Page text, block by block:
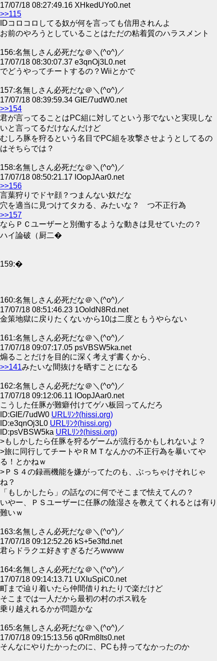
17/07/18 08:27:49.16 XHkedUYo0.net
>>115
IDコロコロしてる奴が何を言っても信用されんよ
お前のやろうとしていることはただの粘着質のハラスメント
156:名無しさん必死だな＠＼(^o^)／
17/07/18 08:30:07.37 e3qnOj3L0.net
でどうやってチートするの？Wiiとかで
157:名無しさん必死だな＠＼(^o^)／
17/07/18 08:39:59.34 GIE/7udW0.net
>>154
君が言ってることはPC組に対してという形でないと実現しな
いと言ってるだけなんだけど
むしろ豚を狩るという名目でPC組を攻撃させようとしてるの
はそちらでは？
158:名無しさん必死だな＠＼(^o^)／
17/07/18 08:50:21.17 lOopJAar0.net
>>156
言葉狩りでドヤ顔？つまんない奴だな
穴を適当に見つけてタカる、みたいな？ つ不正行為
>>157
ならＰＣユーザーと別働するような動きは見せていたの？
ハイ論破（厨二�
159:�
160:名無しさん必死だな＠＼(^o^)／
17/07/18 08:51:46.23 1OoldN8Rd.net
金策地獄に戻りたくないから10は二度ともうやらない
161:名無しさん必死だな＠＼(^o^)／
17/07/18 09:07:17.05 psVBSW5ka.net
煽ることだけを目的に深く考えず書くから、
>>141みたいな間抜けを晒すことになる
162:名無しさん必死だな＠＼(^o^)／
17/07/18 09:12:06.11 lOopJAar0.net
こうした任豚が難癖付けてゲハ板回ってんだろ
ID:GIE/7udW0 URLﾘﾝｸ(hissi.org)
ID:e3qnOj3L0 URLﾘﾝｸ(hissi.org)
ID:psVBSW5ka URLﾘﾝｸ(hissi.org)
>もしかしたら任豚を狩るゲームが流行るかもしれないよ？
>旅に同行してチートやＲＭＴなんかの不正行為を暴いてや
る！とかねｗ
>ＰＳ４の録画機能を嫌がってたのも、ぶっちゃけそれじゃ
ね？
「もしかしたら」の話なのに何でそこまで怯えてんの？
いやー、ＰＳユーザーに任豚の陰湿さを教えてくれるとは有り
難いｗ
163:名無しさん必死だな＠＼(^o^)／
17/07/18 09:12:52.26 kS+5e3ftd.net
君らドラクエ好きすぎるだろwwww
164:名無しさん必死だな＠＼(^o^)／
17/07/18 09:14:13.71 UXIuSpiC0.net
町まで辿り着いたら仲間借りれたりで楽だけど
そこまでは一人だから最初の村のボス戦を
乗り越えれるかが問題かな
165:名無しさん必死だな＠＼(^o^)／
17/07/18 09:15:13.56 q0Rm8Its0.net
そんなにやりたかったのに、PCも持ってなかったのか